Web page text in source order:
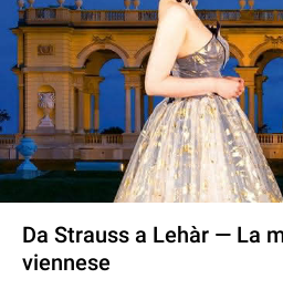
Da Strauss a Lehàr — La
viennese